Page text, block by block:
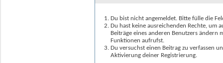
Du bist nicht angemeldet. Bitte fülle die
Du hast keine ausreichenden Rechte, um
Beiträge eines anderen Benutzers
Funktionen aufrufst.
Du versuchst einen Beitrag zu verfassen
Aktivierung deiner Registrierung.